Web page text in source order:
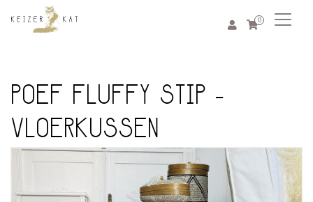
0
POEF FLUFFY STIP -
VLOERKUSSEN